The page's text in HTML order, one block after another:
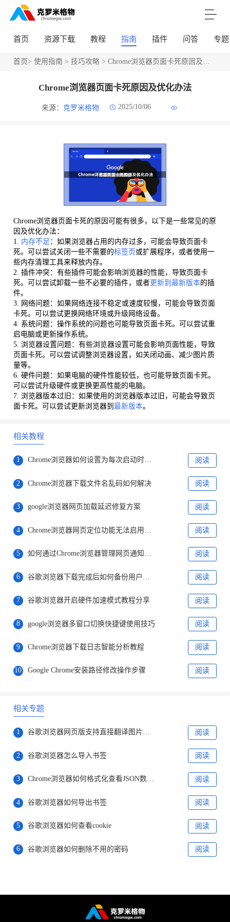
首页 资源下载 教程 指南 插件 问答 专题
首页> 使用指南 > 技巧攻略> Chrome浏览器页面卡死原因及优化办法
Chrome浏览器页面卡死原因及优化办法
来源： 克罗米格物 2025/10/06
Chrome浏览器页面卡死的原因可能有很多，以下是一些常见的原
因及优化办法：
1. 内存不足 ：如果浏览器占用的内存过多，可能会导致页面卡
死。可以尝试关闭一些不需要的标签页或扩展程序，或者使用一
些内存清理工具来释放内存。
2. 插件冲突：有些插件可能会影响浏览器的性能，导致页面卡
死。可以尝试卸载一些不必要的插件，或者更新到最新版本的插
件。
3. 网络问题：如果网络连接不稳定或速度较慢，可能会导致页面
卡死。可以尝试更换网络环境或升级网络设备。
4. 系统问题：操作系统的问题也可能导致页面卡死。可以尝试重
启电脑或更新操作系统。
5. 浏览器设置问题：有些浏览器设置可能会影响页面性能，导致
页面卡死。可以尝试调整浏览器设置，如关闭动画、减少图片质
量等。
6. 硬件问题：如果电脑的硬件性能较低，也可能导致页面卡死。
可以尝试升级硬件或更换更高性能的电脑。
7. 浏览器版本过旧：如果使用的浏览器版本过旧，可能会导致页
面卡死。可以尝试更新浏览器到 最新版本。
相关教程
1 Chrome浏览器如何设置为每次启动时打开特定网页 阅读
2 Chrome浏览器下载文件名乱码如何解决 阅读
3 google浏览器网页加载延迟修复方案 阅读
4 阅读
5 如何通过Chrome浏览器管理网页通知设置 阅读
6 阅读
7 谷歌浏览器开启硬件加速模式教程分享 阅读
8 google浏览器多窗口切换快捷键使用技巧 阅读
9 Chrome浏览器下载日志智能分析教程 阅读
10 Google Chrome安装路径修改操作步骤 阅读
相关专题
1 谷歌浏览器网页版支持直接翻译图片文字 阅读
2 谷歌浏览器怎么导入书签 阅读
3 Chrome浏览器如何格式化查看JSON数据？ 阅读
4 谷歌浏览器如何导出书签 阅读
5 谷歌浏览器如何查看cookie 阅读
6 谷歌浏览器如何删除不用的密码 阅读